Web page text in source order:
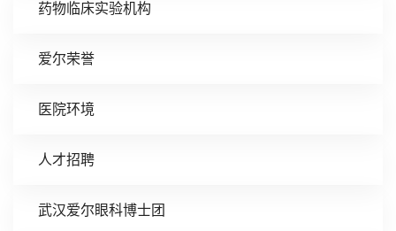
药物临床实验机构
爱尔荣誉
医院环境
人才招聘
武汉爱尔眼科博士团